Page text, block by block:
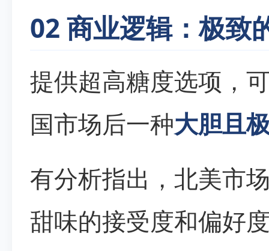
02 商业逻辑：极致
提供超高糖度选项，
国市场后一种大胆且
有分析指出，北美市
甜味的接受度和偏好